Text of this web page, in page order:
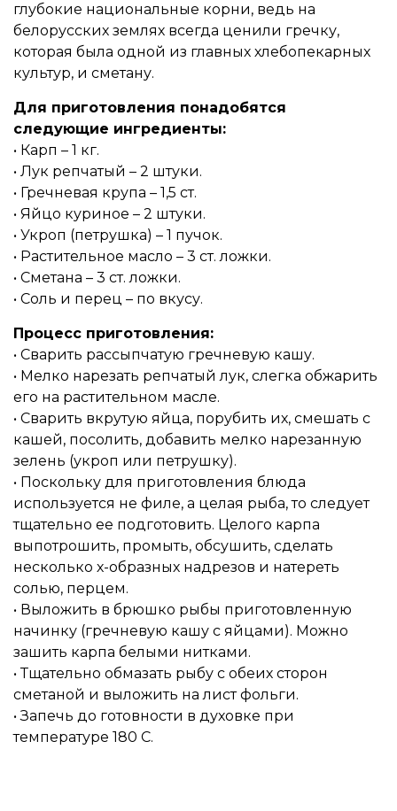
глубокие национальные корни, ведь на
белорусских землях всегда ценили гречку,
которая была одной из главных хлебопекарных
культур, и сметану.
Для приготовления понадобятся
следующие ингредиенты:
• Карп – 1 кг.
• Лук репчатый – 2 штуки.
• Гречневая крупа – 1,5 ст.
• Яйцо куриное – 2 штуки.
• Укроп (петрушка) – 1 пучок.
• Растительное масло – 3 ст. ложки.
• Сметана – 3 ст. ложки.
• Соль и перец – по вкусу.
Процесс приготовления:
• Сварить рассыпчатую гречневую кашу.
• Мелко нарезать репчатый лук, слегка обжарить
его на растительном масле.
• Сварить вкрутую яйца, порубить их, смешать с
кашей, посолить, добавить мелко нарезанную
зелень (укроп или петрушку).
• Поскольку для приготовления блюда
используется не филе, а целая рыба, то следует
тщательно ее подготовить. Целого карпа
выпотрошить, промыть, обсушить, сделать
несколько х-образных надрезов и натереть
солью, перцем.
• Выложить в брюшко рыбы приготовленную
начинку (гречневую кашу с яйцами). Можно
зашить карпа белыми нитками.
• Тщательно обмазать рыбу с обеих сторон
сметаной и выложить на лист фольги.
• Запечь до готовности в духовке при
температуре 180 С.